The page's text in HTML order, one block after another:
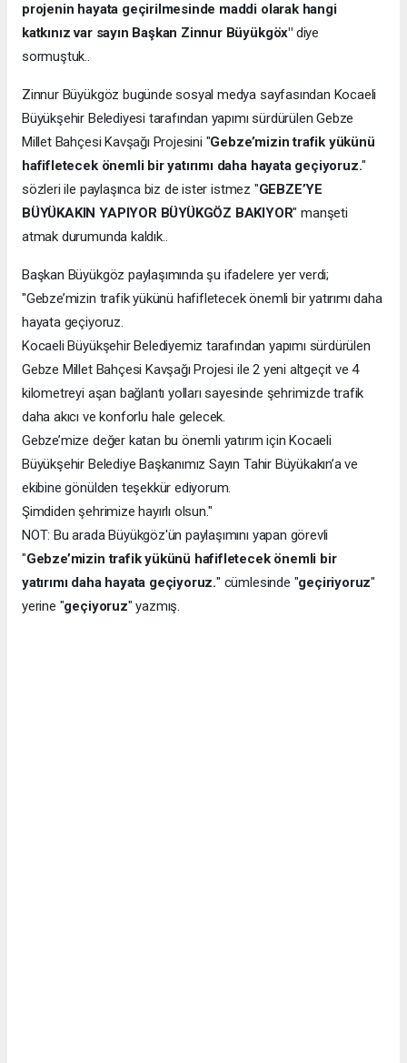
projenin hayata geçirilmesinde maddi olarak hangi
katkınız var sayın Başkan Zinnur Büyükgöx" diye
sormuştuk..
Zinnur Büyükgöz bugünde sosyal medya sayfasından Kocaeli
Büyükşehir Belediyesi tarafından yapımı sürdürülen Gebze
Millet Bahçesi Kavşağı Projesini "Gebze’mizin trafik yükünü
hafifletecek önemli bir yatırımı daha hayata geçiyoruz."
sözleri ile paylaşınca biz de ister istmez "GEBZE’YE
BÜYÜKAKIN YAPIYOR BÜYÜKGÖZ BAKIYOR" manşeti
atmak durumunda kaldık..
Başkan Büyükgöz paylaşımında şu ifadelere yer verdi;
"Gebze’mizin trafik yükünü hafifletecek önemli bir yatırımı daha
hayata geçiyoruz.
Kocaeli Büyükşehir Belediyemiz tarafından yapımı sürdürülen
Gebze Millet Bahçesi Kavşağı Projesi ile 2 yeni altgeçit ve 4
kilometreyi aşan bağlantı yolları sayesinde şehrimizde trafik
daha akıcı ve konforlu hale gelecek.
Gebze’mize değer katan bu önemli yatırım için Kocaeli
Büyükşehir Belediye Başkanımız Sayın Tahir Büyükakın’a ve
ekibine gönülden teşekkür ediyorum.
Şimdiden şehrimize hayırlı olsun."
NOT: Bu arada Büyükgöz'ün paylaşımını yapan görevli
"Gebze’mizin trafik yükünü hafifletecek önemli bir
yatırımı daha hayata geçiyoruz." cümlesinde "geçiriyoruz"
yerine "geçiyoruz" yazmış.